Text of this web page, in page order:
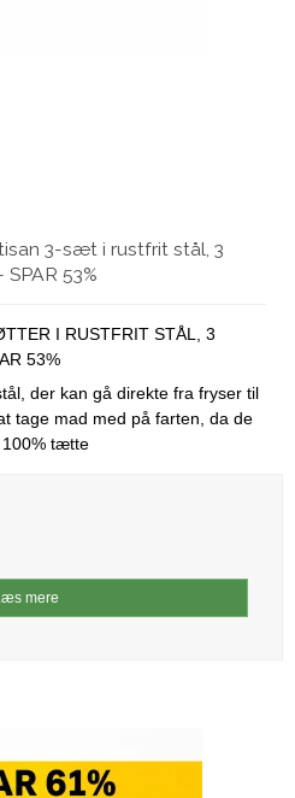
3-sæt i rustfrit stål, 3
53%
I RUSTFRIT STÅL, 3
53%
der kan gå direkte fra fryser til
tage mad med på farten, da de
100% tætte
mere